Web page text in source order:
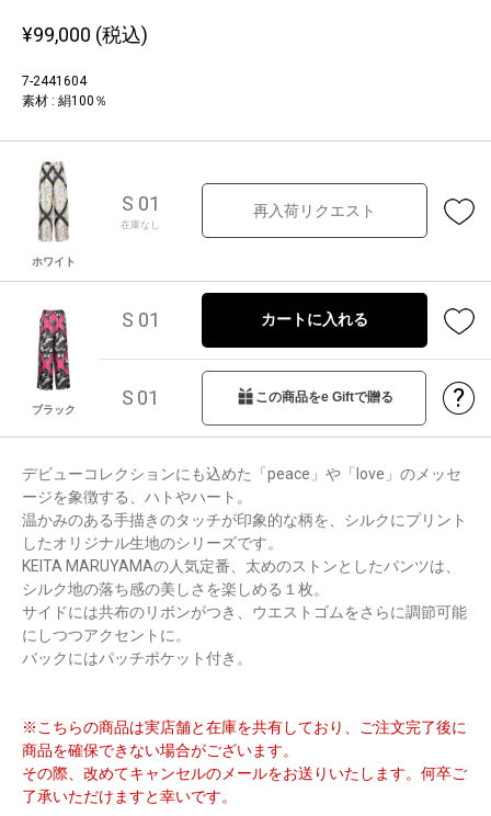
¥99,000 (税込)
7-2441604
素材 : 絹100％
ホワイト
S 01
在庫なし
再入荷リクエスト
ブラック
S 01 カートに入れる
S 01 この商品をe Giftで贈る ?
デビューコレクションにも込めた「peace」や「love」のメッセ
ージを象徴する、ハトやハート。
温かみのある手描きのタッチが印象的な柄を、シルクにプリント
したオリジナル生地のシリーズです。
KEITA MARUYAMAの人気定番、太めのストンとしたパンツは、
シルク地の落ち感の美しさを楽しめる１枚。
サイドには共布のリボンがつき、ウエストゴムをさらに調節可能
にしつつアクセントに。
バックにはパッチポケット付き。
※こちらの商品は実店舗と在庫を共有しており、ご注文完了後に
商品を確保できない場合がございます。
その際、改めてキャンセルのメールをお送りいたします。何卒ご
了承いただけますと幸いです。